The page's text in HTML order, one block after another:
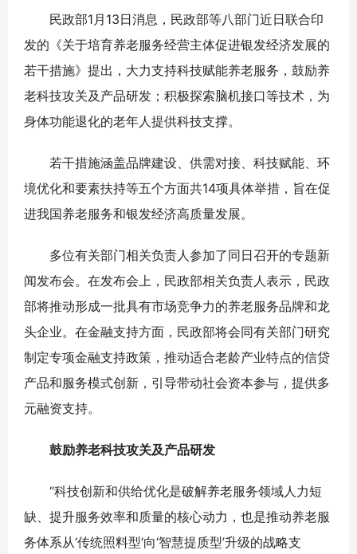
民政部1月13日消息，民政部等八部门近日联合印
发的《关于培育养老服务经营主体促进银发经济发展的
若干措施》提出，大力支持科技赋能养老服务，鼓励养
老科技攻关及产品研发；积极探索脑机接口等技术，为
身体功能退化的老年人提供科技支撑。
若干措施涵盖品牌建设、供需对接、科技赋能、环
境优化和要素扶持等五个方面共14项具体举措，旨在促
进我国养老服务和银发经济高质量发展。
多位有关部门相关负责人参加了同日召开的专题新
闻发布会。在发布会上，民政部相关负责人表示，民政
部将推动形成一批具有市场竞争力的养老服务品牌和龙
头企业。在金融支持方面，民政部将会同有关部门研究
制定专项金融支持政策，推动适合老龄产业特点的信贷
产品和服务模式创新，引导带动社会资本参与，提供多
元融资支持。
鼓励养老科技攻关及产品研发
“科技创新和供给优化是破解养老服务领域人力短
缺、提升服务效率和质量的核心动力，也是推动养老服
务体系从‘传统照料型’向‘智慧提质型’升级的战略支